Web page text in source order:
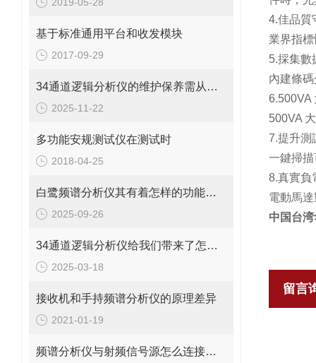
基于标准通用平台和收发模块
2017-09-29
34通道逻辑分析仪的维护保养需从以下方面入手
2025-11-22
多功能安规测试仪在测试时
2018-04-25
白鹭频谱分析仪其有着怎样的功能呢？
2025-09-26
34通道逻辑分析仪给我们带来了怎样的特点呢？
2025-03-18
接收机和手持频谱分析仪的原理差异
2021-01-19
频谱分析仪与射频信号源怎么连接使用？
4.佳品質
業界指
5.採集數
內建條
6.500VA
500VA
7.提升測
一鍵掃
8.真實負
電動馬
中国台
留言